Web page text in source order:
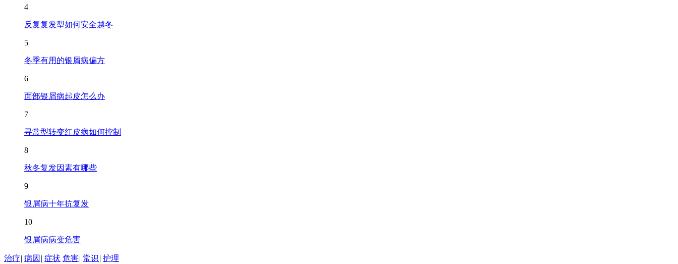
4
反复复发型如何安全越冬
5
冬季有用的银屑病偏方
6
面部银屑病起皮怎么办
7
寻常型转变红皮病如何控制
8
秋冬复发因素有哪些
9
银屑病十年抗复发
10
银屑病病变危害
治疗| 病因 | 症状 危害| 常识| 护理